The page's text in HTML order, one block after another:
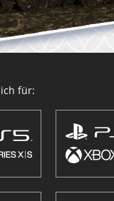
für: